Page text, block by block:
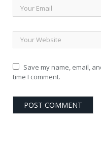
Save my name, email,
time I comment.